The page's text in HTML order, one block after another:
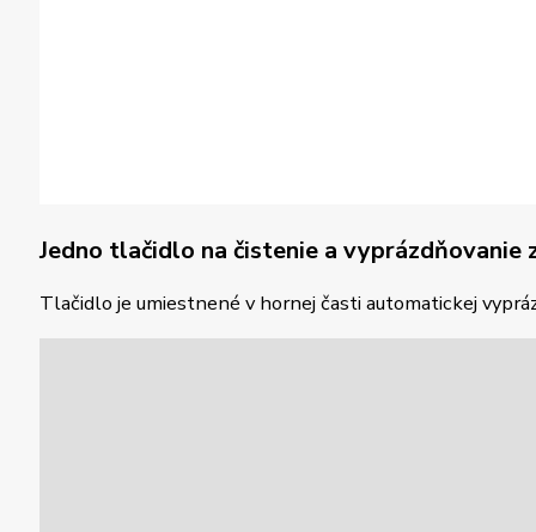
Jedno tlačidlo na čistenie a vyprázdňovanie
Tlačidlo je umiestnené v hornej časti automatickej